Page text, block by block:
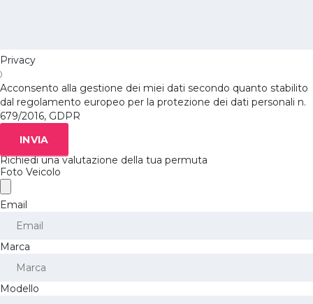
Privacy
Acconsento alla gestione dei miei dati secondo quanto stabilito
dal regolamento europeo per la protezione dei dati personali n.
679/2016, GDPR
INVIA
Richiedi una valutazione della tua permuta
Foto Veicolo
Email
Marca
Modello